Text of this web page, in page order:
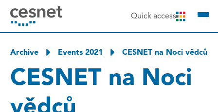
content Quick access
Archive Events 2021 CESNET na Noci vědců
CESNET na Noci